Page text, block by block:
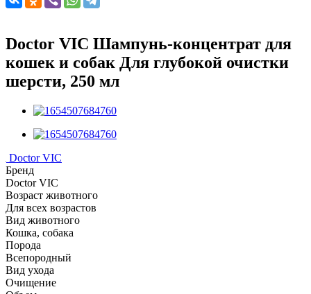
Doctor VIC Шампунь-концентрат для
кошек и собак Для глубокой очистки
шерсти, 250 мл
Doctor VIC
Бренд
Doctor VIC
Возраст животного
Для всех возрастов
Вид животного
Кошка, собака
Порода
Всепородный
Вид ухода
Очищение